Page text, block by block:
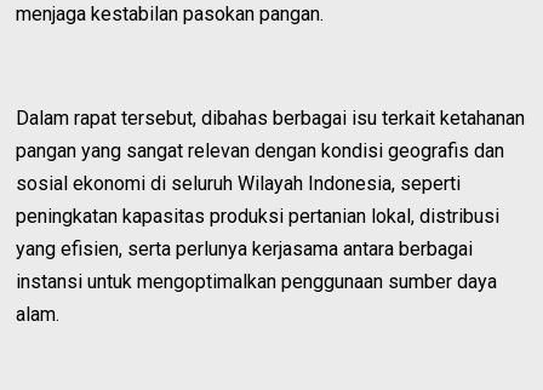
menjaga kestabilan pasokan pangan.
Dalam rapat tersebut, dibahas berbagai isu terkait ketahanan
pangan yang sangat relevan dengan kondisi geografis dan
sosial ekonomi di seluruh Wilayah Indonesia, seperti
peningkatan kapasitas produksi pertanian lokal, distribusi
yang efisien, serta perlunya kerjasama antara berbagai
instansi untuk mengoptimalkan penggunaan sumber daya
alam.